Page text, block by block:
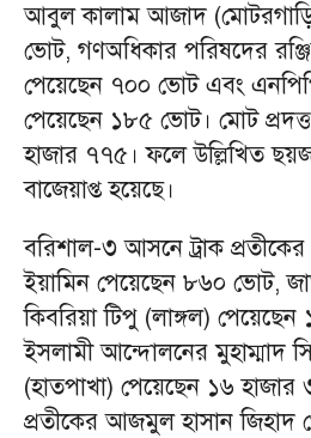
আবুল কালাম আজাদ
ভোট, গণঅধিকার পরিষদের
পেয়েছেন ৭০০ ভোট এবং
পেয়েছেন ১৮৫ ভোট। মোট
হাজার ৭৭৫। ফলে উল্লিখিত
বাজেয়াপ্ত হয়েছে।
বরিশাল-৩ আসনে ট্রাক
ইয়ামিন পেয়েছেন ৮৬০ ভোট,
কিবরিয়া টিপু (লাঙ্গল)
ইসলামী আন্দোলনের মুহাম্মাদ
(হাতপাখা) পেয়েছেন ১৬
প্রতীকের আজমুল হাসান